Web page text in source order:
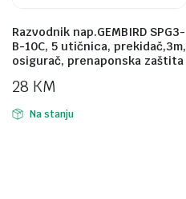
Razvodnik nap.GEMBIRD SPG3-
B-10C, 5 utičnica, prekidač,3m,
osigurač, prenaponska zaštita
28 KM
Na stanju